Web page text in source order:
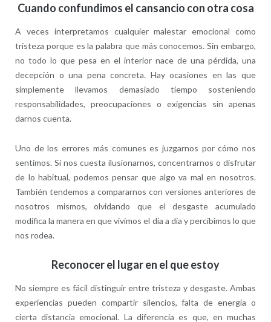
Cuando confundimos el cansancio con otra cosa
A veces interpretamos cualquier malestar emocional como
tristeza porque es la palabra que más conocemos. Sin embargo,
no todo lo que pesa en el interior nace de una pérdida, una
decepción o una pena concreta. Hay ocasiones en las que
simplemente llevamos demasiado tiempo sosteniendo
responsabilidades, preocupaciones o exigencias sin apenas
darnos cuenta.
Uno de los errores más comunes es juzgarnos por cómo nos
sentimos. Si nos cuesta ilusionarnos, concentrarnos o disfrutar
de lo habitual, podemos pensar que algo va mal en nosotros.
También tendemos a compararnos con versiones anteriores de
nosotros mismos, olvidando que el desgaste acumulado
modifica la manera en que vivimos el día a día y percibimos lo que
nos rodea.
Reconocer el lugar en el que estoy
No siempre es fácil distinguir entre tristeza y desgaste. Ambas
experiencias pueden compartir silencios, falta de energía o
cierta distancia emocional. La diferencia es que, en muchas